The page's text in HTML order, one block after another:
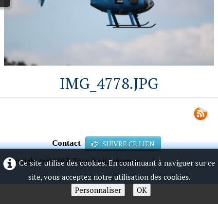
IMG_4778.JPG
Contact SUIVRE CE LIEN
Copyright (xk) 2013. Tous droits réservés.
Ce site utilise des cookies. En continuant à naviguer sur ce
site, vous acceptez notre utilisation des cookies.
Personnaliser
OK